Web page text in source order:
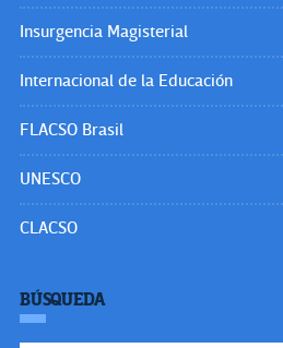
Insurgencia Magisterial
Internacional de la Educación
FLACSO Brasil
UNESCO
CLACSO
BÚSQUEDA